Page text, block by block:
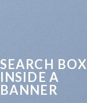
SEARCH BOX
INSIDE A
BANNER